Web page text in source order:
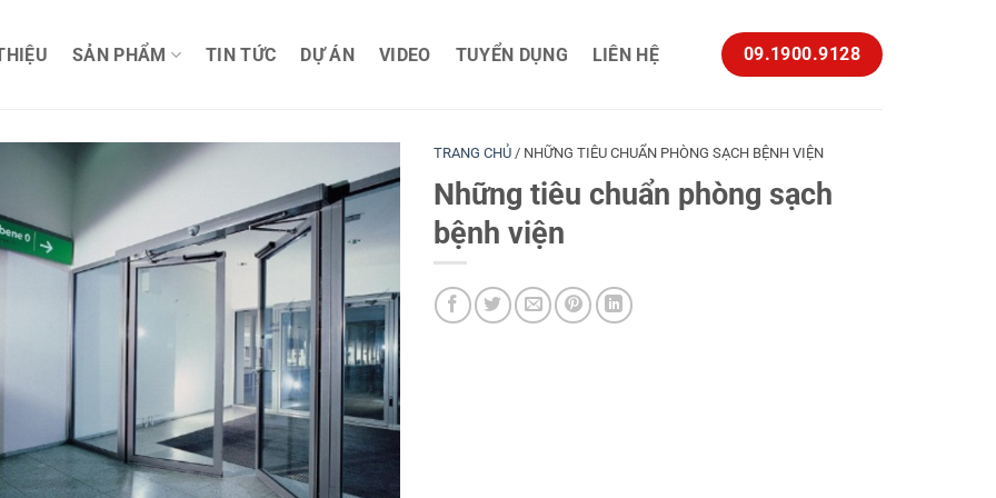
SẢN PHẨM TIN TỨC DỰ ÁN VIDEO TUYỂN DỤNG LIÊN HỆ 09.1900.9128
TRANG CHỦ/ NHỮNG TIÊU CHUẨN PHÒNG SẠCH BỆNH VIỆN
Những tiêu chuẩn phòng sạch
bệnh viện